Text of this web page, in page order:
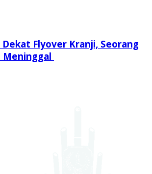
Flyover Kranji, Seorang
Meninggal